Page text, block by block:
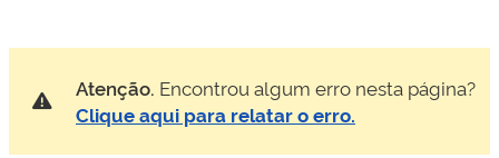
Atenção. Encontrou algum erro nesta página?
Clique aqui para relatar o erro.